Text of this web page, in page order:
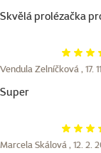
Skvělá prolézačka
Hodnocení 100%
Vendula Zelníčková , 17.
Super
Hodnocení 100%
Marcela Skálová , 12. 2.